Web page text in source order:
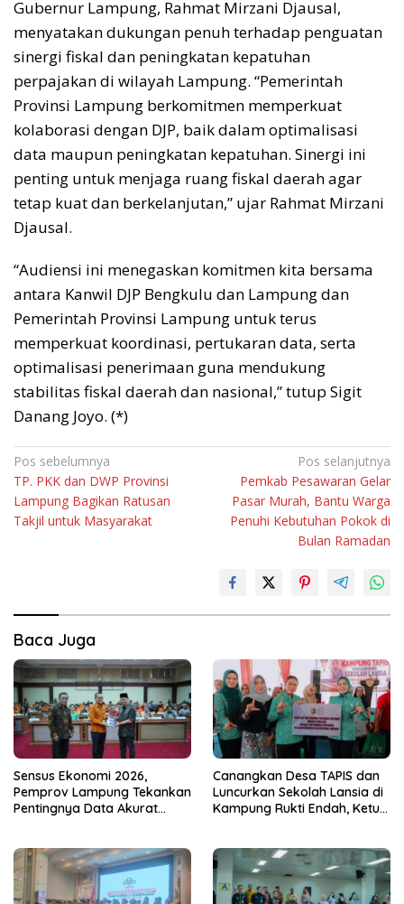
Gubernur Lampung, Rahmat Mirzani Djausal,
menyatakan dukungan penuh terhadap penguatan
sinergi fiskal dan peningkatan kepatuhan
perpajakan di wilayah Lampung. “Pemerintah
Provinsi Lampung berkomitmen memperkuat
kolaborasi dengan DJP, baik dalam optimalisasi
data maupun peningkatan kepatuhan. Sinergi ini
penting untuk menjaga ruang fiskal daerah agar
tetap kuat dan berkelanjutan,” ujar Rahmat Mirzani
Djausal.
“Audiensi ini menegaskan komitmen kita bersama
antara Kanwil DJP Bengkulu dan Lampung dan
Pemerintah Provinsi Lampung untuk terus
memperkuat koordinasi, pertukaran data, serta
optimalisasi penerimaan guna mendukung
stabilitas fiskal daerah dan nasional,” tutup Sigit
Danang Joyo. (*)
Navigasi
pos
Pos sebelumnya
TP. PKK dan DWP Provinsi
Lampung Bagikan Ratusan
Takjil untuk Masyarakat
Pos selanjutnya
Pemkab Pesawaran Gelar
Pasar Murah, Bantu Warga
Penuhi Kebutuhan Pokok di
Bulan Ramadan
Baca Juga
Sensus Ekonomi 2026,
Pemprov Lampung Tekankan
Pentingnya Data Akurat
Canangkan Desa TAPIS dan
Luncurkan Sekolah Lansia di
Kampung Rukti Endah, Ketua
dari Desa